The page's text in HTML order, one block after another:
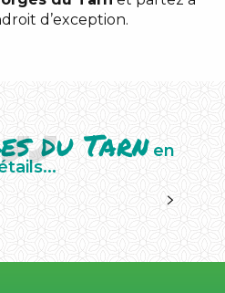
d’exception.
du Tarnen
LES GORGES DU TARN